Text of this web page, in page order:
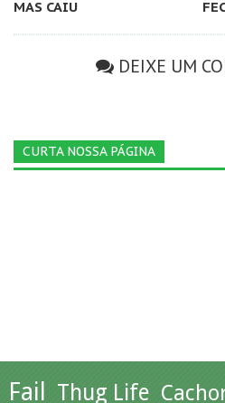
MAS CAIU
DEIXE UM
CURTA NOSSA PÁGINA
Fail Thug Life